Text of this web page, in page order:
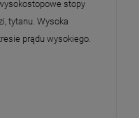
stopy
tytanu. Wysoka
prądu wysokiego.